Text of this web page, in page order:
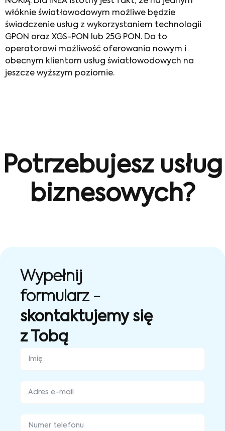
włóknie światłowodowym możliwe będzie
świadczenie usług z wykorzystaniem technologii
GPON oraz XGS-PON lub 25G PON. Da to
operatorowi możliwość oferowania nowym i
obecnym klientom usług światłowodowych na
jeszcze wyższym poziomie.
Potrzebujesz usług
biznesowych?
Wypełnij
formularz -
skontaktujemy się
z Tobą